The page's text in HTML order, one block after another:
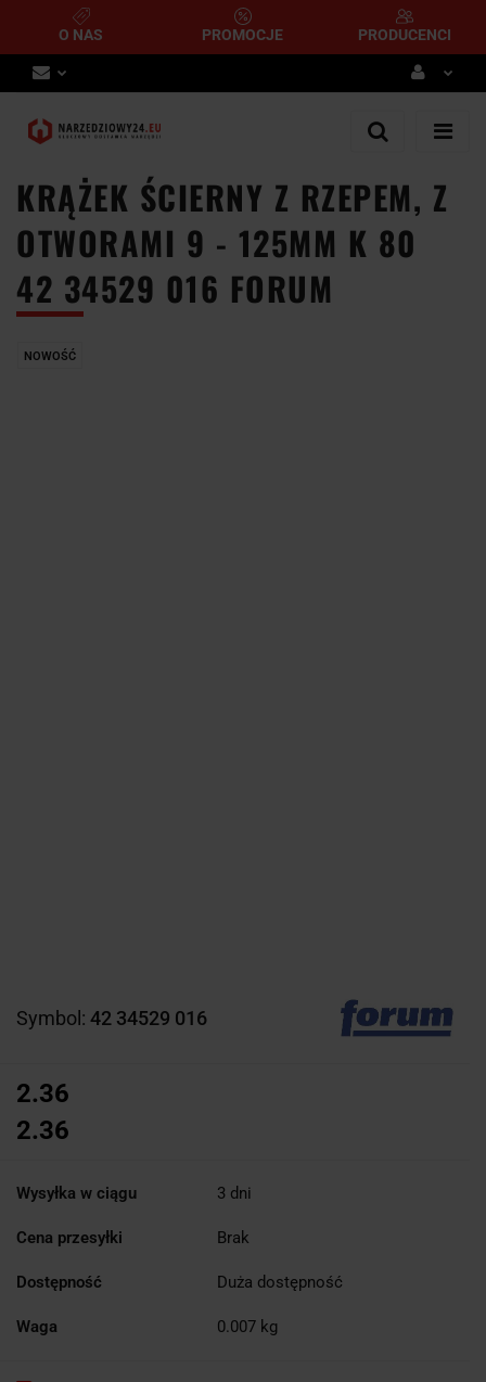
O NAS PROMOCJE PRODUCENCI
Zaloguj się
Dodaj zgłoszenie
KRĄŻEK ŚCIERNY Z RZEPEM, Z
OTWORAMI 9 - 125MM K 80
42 34529 016 FORUM
NOWOŚĆ
Symbol: 42 34529 016
2.36
2.36
Wysyłka w ciągu 3 dni
Cena przesyłki Brak
Dostępność Duża dostępność
Waga 0.007 kg